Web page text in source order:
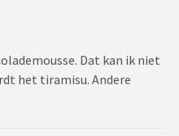
Dat kan ik niet
het tiramisu. Andere